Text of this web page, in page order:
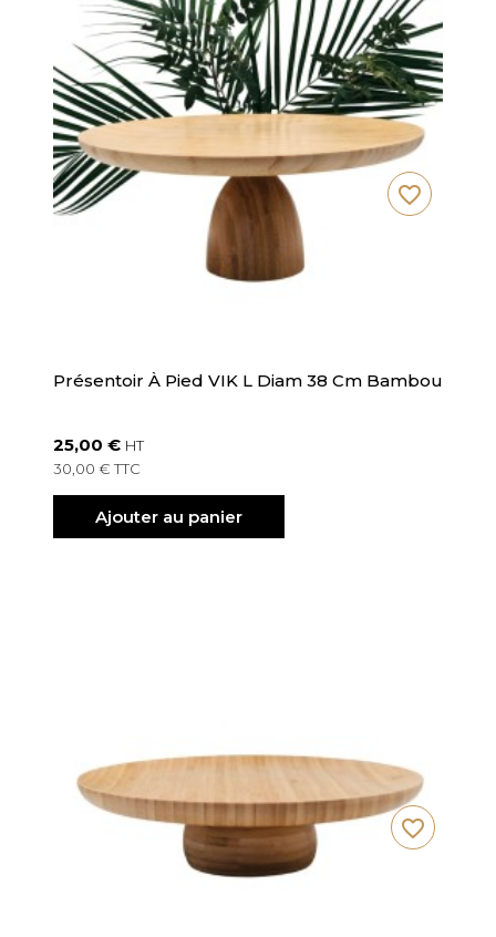
Présentoir À Pied VIK L Diam 38 Cm Bambou
25,00 € HT
30,00 € TTC
Ajouter au panier
favorite_border
favorite_border